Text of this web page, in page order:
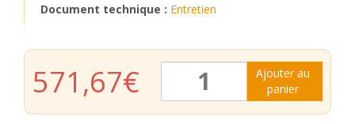
Document technique : Entretien
571,67€
Ajouter au
panier
Marquise
Mathilde